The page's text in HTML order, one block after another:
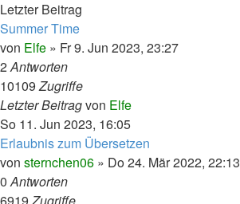
Letzter Beitrag
Summer Time
von Elfe » Fr 9. Jun 2023, 23:27
2Antworten
10109Zugriffe
Letzter Beitragvon Elfe
So 11. Jun 2023, 16:05
Erlaubnis zum Übersetzen
von sternchen06 » Do 24. Mär 2022, 22:13
0Antworten